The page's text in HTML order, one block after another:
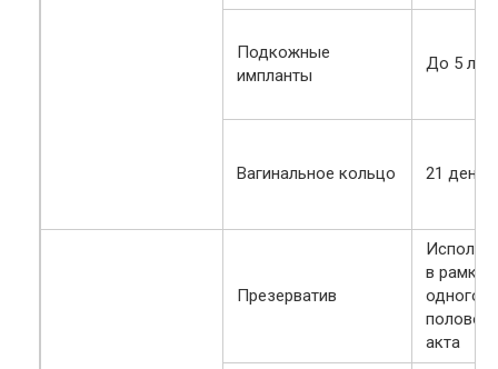
Подкожные
импланты
До 5 лет
Вагинальное кольцо 21 день
Презерватив
в рамках
одного
полового
акта